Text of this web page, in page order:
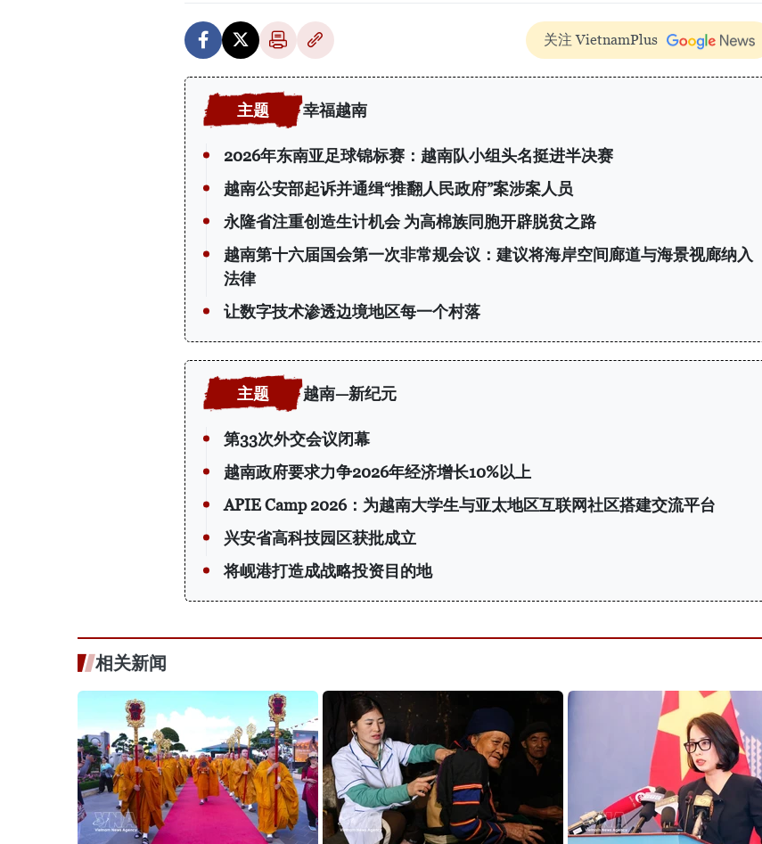
关注 VietnamPlus
幸福越南
2026年东南亚足球锦标赛：越南队小组头名挺进半决赛
越南公安部起诉并通缉“推翻人民政府”案涉案人员
永隆省注重创造生计机会 为高棉族同胞开辟脱贫之路
越南第十六届国会第一次非常规会议：建议将海岸空间廊道与海景视廊纳入
法律
让数字技术渗透边境地区每一个村落
越南—新纪元
第33次外交会议闭幕
越南政府要求力争2026年经济增长10%以上
APIE Camp 2026：为越南大学生与亚太地区互联网社区搭建交流平台
兴安省高科技园区获批成立
将岘港打造成战略投资目的地
相关新闻